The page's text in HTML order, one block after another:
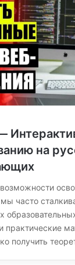
на
часто
практические
получить